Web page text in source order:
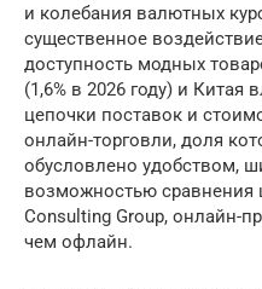
и колебания валютных
существенное
доступность модных
(1,6% в 2026 году) и Китая
цепочки поставок и
онлайн-торговли, доля
обусловлено удобством,
возможностью
Consulting Group, онлайн-
чем офлайн.